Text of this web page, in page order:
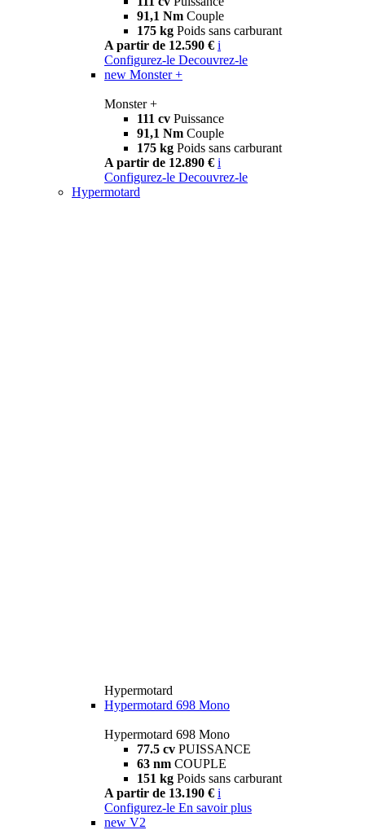
91,1 Nm Couple
175 kg Poids sans carburant
A partir de 12.590 € i
Configurez-le Decouvrez-le
new Monster +
Monster +
111 cv Puissance
91,1 Nm Couple
175 kg Poids sans carburant
A partir de 12.890 € i
Configurez-le Decouvrez-le
Hypermotard
Hypermotard
Hypermotard 698 Mono
Hypermotard 698 Mono
77.5 cv PUISSANCE
63 nm COUPLE
151 kg Poids sans carburant
A partir de 13.190 € i
Configurez-le En savoir plus
new V2